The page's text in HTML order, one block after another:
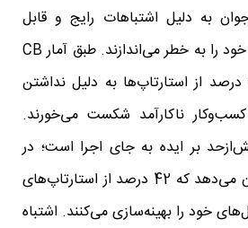
جوان به دلیل اشتباهات رایج و قابل
اجتناب، مسیر موفقیت خود را به خطر می‌اندازند. طبق آمار CB
Insights، بیش از 70 درصد از استارتاپ‌ها به دلیل نداشتن
ناکارآمد شکست می‌خورند.
بر ایده به جای اجرا است؛ در
حالی که تحقیقات نشان می‌دهد که 42 درصد از استارتاپ‌های
خود را بهینه‌سازی می‌کنند. اشتباه